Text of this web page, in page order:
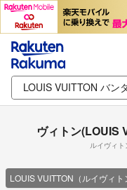
ヴィトン(LOUIS
ルイヴィ
LOUIS VUITTON（ルイヴィト